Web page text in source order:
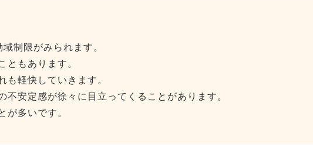
制限がみられます。
ともあります。
も軽快していきます。
安定感が徐々に目立ってくることがあります。
が多いです。